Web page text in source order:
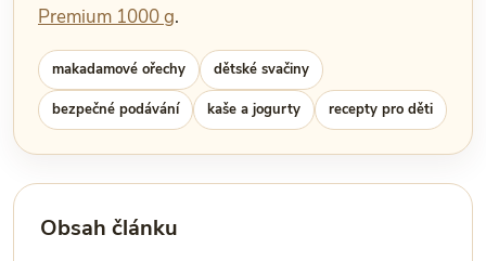
Premium 1000 g.
makadamové ořechy dětské svačiny
bezpečné podávání kaše a jogurty recepty pro děti
Obsah článku